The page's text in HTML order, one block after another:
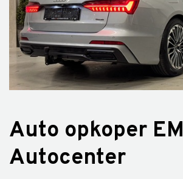
Auto opkoper EM
Autocenter